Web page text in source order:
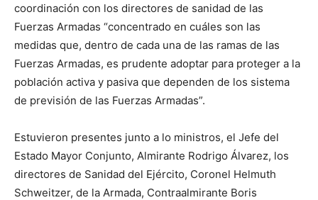
coordinación con los directores de sanidad de las
Fuerzas Armadas “concentrado en cuáles son las
medidas que, dentro de cada una de las ramas de las
Fuerzas Armadas, es prudente adoptar para proteger a la
población activa y pasiva que dependen de los sistema
de previsión de las Fuerzas Armadas”.
Estuvieron presentes junto a lo ministros, el Jefe del
Estado Mayor Conjunto, Almirante Rodrigo Álvarez, los
directores de Sanidad del Ejército, Coronel Helmuth
Schweitzer, de la Armada, Contraalmirante Boris